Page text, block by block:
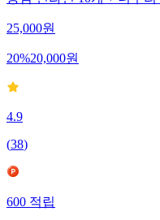
농심 신라면 10개 + 너구리
25,000원
20%20,000원
4.9
(38)
600적립